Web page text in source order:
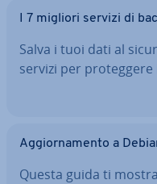
I 7 migliori servizi di
Salva i tuoi dati al
servizi per
Ag­gior­na­men­to a
Questa guida ti